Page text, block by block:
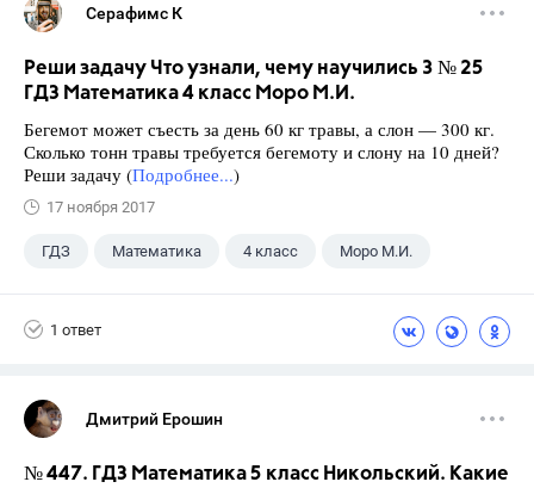
Серафимс К
Реши задачу Что узнали, чему научились 3 № 25
ГДЗ Математика 4 класс Моро М.И.
Бегемот может съесть за день 60 кг травы, а слон — 300 кг.
Сколько тонн травы требуется бегемоту и слону на 10 дней?
Реши задачу (Подробнее...)
17 ноября 2017
ГДЗ Математика 4 класс Моро М.И.
1 ответ
Дмитрий Ерошин
№ 447. ГДЗ Математика 5 класс Никольский. Какие